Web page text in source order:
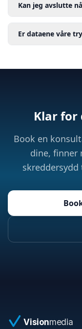
Kan jeg avslutte
Er dataene våre
Klar for
Book en
dine, finner
Visionmedia